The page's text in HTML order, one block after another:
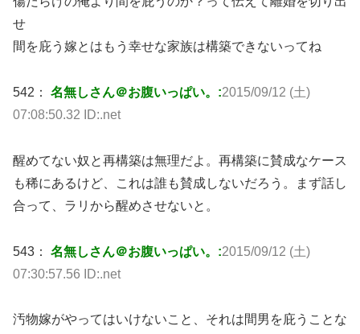
せ
間を庇う嫁とはもう幸せな家族は構築できないってね
542： 名無しさん＠お腹いっぱい。:2015/09/12 (土)
07:08:50.32 ID:.net
醒めてない奴と再構築は無理だよ。再構築に賛成なケース
も稀にあるけど、これは誰も賛成しないだろう。まず話し
合って、ラリから醒めさせないと。
543： 名無しさん＠お腹いっぱい。:2015/09/12 (土)
07:30:57.56 ID:.net
汚物嫁がやってはいけないこと、それは間男を庇うことな